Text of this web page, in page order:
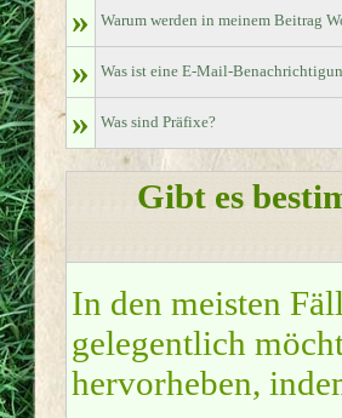
» Warum werden in meinem Beitrag
» Was ist eine E-Mail-
» Was sind Präfixe?
Gibt es
In den meisten
gelegentlich
hervorheben,